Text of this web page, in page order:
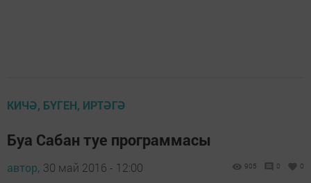
КИЧӘ, БҮГЕН, ИРТӘГӘ
Буа Сабан туе программасы
автор, 30 май 2016 - 12:00 905 0 0